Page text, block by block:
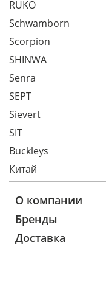
RUKO
Schwamborn
Scorpion
SHINWA
Senra
SEPT
Sievert
SIT
Buckleys
Китай
О компании
Бренды
Доставка